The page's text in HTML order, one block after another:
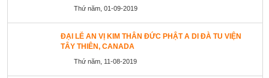
Thứ năm, 01-09-2019
ĐẠI LỄ AN VỊ KIM THÂN ĐỨC PHẬT A DI ĐÀ TU VIỆN
TÂY THIÊN, CANADA
Thứ năm, 11-08-2019